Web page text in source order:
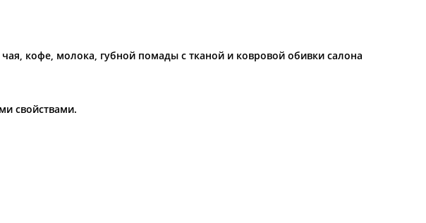
кофе, молока, губной помады с тканой и ковровой обивки салона
свойствами.